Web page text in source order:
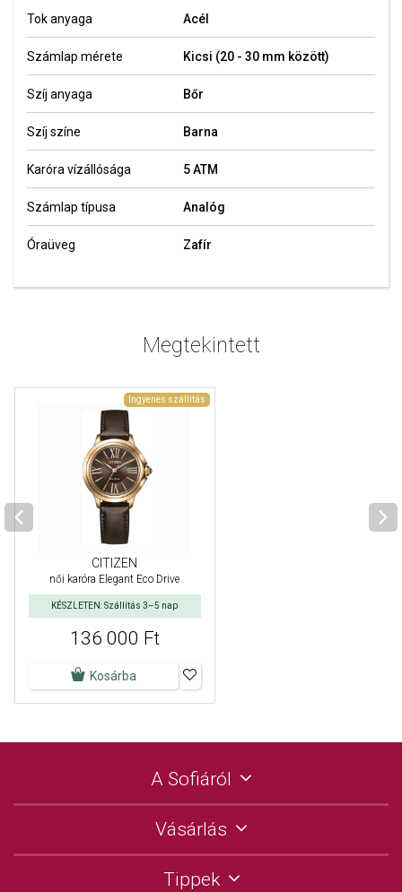
Tok anyaga Acél
Számlap mérete Kicsi (20 - 30 mm között)
Szíj anyaga Bőr
Szíj színe Barna
Karóra vízállósága 5 ATM
Számlap típusa Analóg
Óraüveg Zafír
Megtekintett
Ingyenes szállítás
CITIZEN
női karóra Elegant Eco Drive
KÉSZLETEN: Szállítás 3–5 nap
136 000 Ft
Kosárba
A Sofiáról
Vásárlás
Tippek